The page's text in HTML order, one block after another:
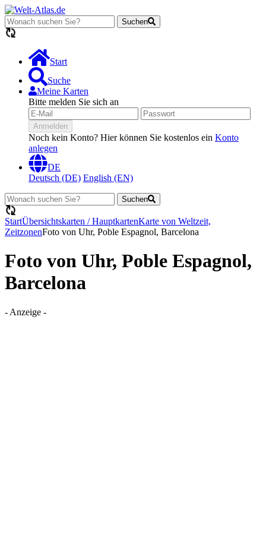
Suchen
Start
Suche
Meine Karten
Bitte melden Sie sich an
Anmelden
Noch kein Konto? Hier können Sie kostenlos ein Konto
anlegen
DE
Deutsch (DE) English (EN)
Suchen
StartÜbersichtskarten / HauptkartenKarte von Weltzeit,
ZeitzonenFoto von Uhr, Poble Espagnol, Barcelona
Foto von Uhr, Poble Espagnol,
Barcelona
- Anzeige -